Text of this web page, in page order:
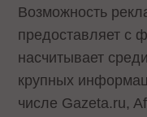
Возможность
предоставляет с
насчитывает
крупных
числе Gazeta.ru,